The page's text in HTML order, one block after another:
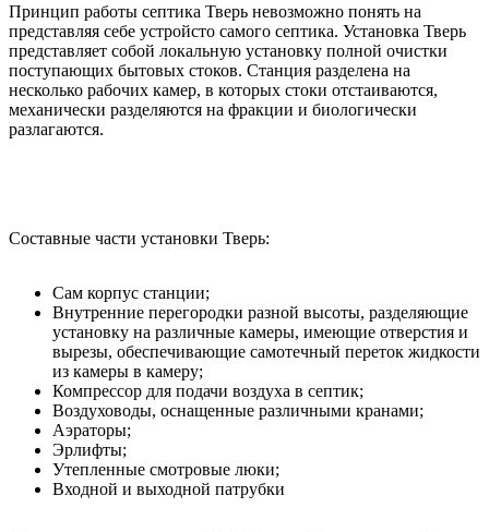
Принцип работы септика Тверь невозможно понять на
представляя себе устройсто самого септика. Установка Тверь
представляет собой локальную установку полной очистки
поступающих бытовых стоков. Станция разделена на
несколько рабочих камер, в которых стоки отстаиваются,
механически разделяются на фракции и биологически
разлагаются.
Составные части установки Тверь:
Сам корпус станции;
Внутренние перегородки разной высоты, разделяющие
установку на различные камеры, имеющие отверстия и
вырезы, обеспечивающие самотечный переток жидкости
из камеры в камеру;
Компрессор для подачи воздуха в септик;
Воздуховоды, оснащенные различными кранами;
Аэраторы;
Эрлифты;
Утепленные смотровые люки;
Входной и выходной патрубки